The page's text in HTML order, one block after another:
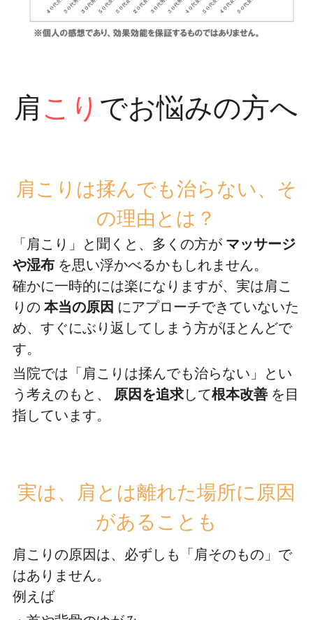
肩こり でお悩みの方へ
肩こりは揉んでも治らない、そ
の理由とは？
「肩こり」と聞くと、多くの方が マッサージ
や湿布 を思い浮かべるかもしれません。
確かに一時的には楽になりますが、実は肩こ
りの 本当の原因 にアプローチできていないた
め、すぐにぶり返してしまう方がほとんどで
す。
当院では「肩こりは揉んでも治らない」とい
う考えのもと、 原因を追求して根本改善 を目
指しています。
実は、肩とは離れた場所に原因
があることも
肩こりの原因は、必ずしも「肩そのもの」で
はありません。
例えば